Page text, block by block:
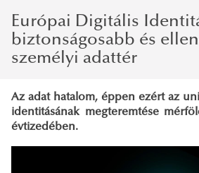
Európai Digitális
biztonságosabb és
személyi adattér
Az adat hatalom, éppen ezért az
identitásának megteremtése
évtizedében.